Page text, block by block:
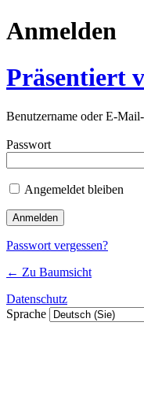
Anmelden
Präsentiert
Benutzername oder E-
Passwort
Angemeldet bleiben
Passwort vergessen?
← Zu Baumsicht
Datenschutz
Sprache